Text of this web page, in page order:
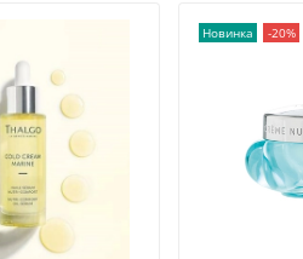
Новинка -20%